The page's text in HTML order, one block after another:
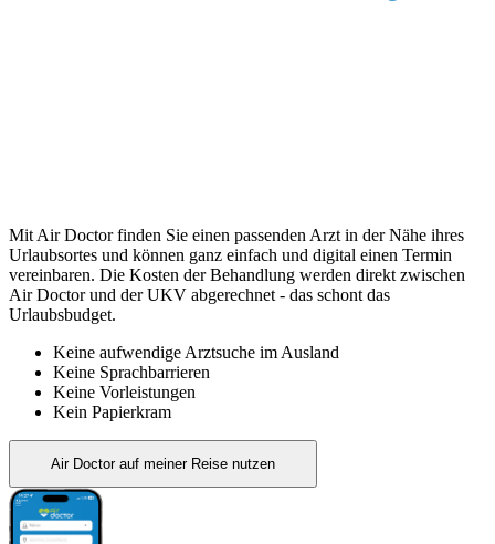
Mit Air Doctor finden Sie einen passenden Arzt in der Nähe ihres
Urlaubsortes und können ganz einfach und digital einen Termin
vereinbaren. Die Kosten der Behandlung werden direkt zwischen
Air Doctor und der UKV abgerechnet - das schont das
Urlaubsbudget.
Keine aufwendige Arztsuche im Ausland
Keine Sprachbarrieren
Keine Vorleistungen
Kein Papierkram
Air Doctor auf meiner Reise nutzen